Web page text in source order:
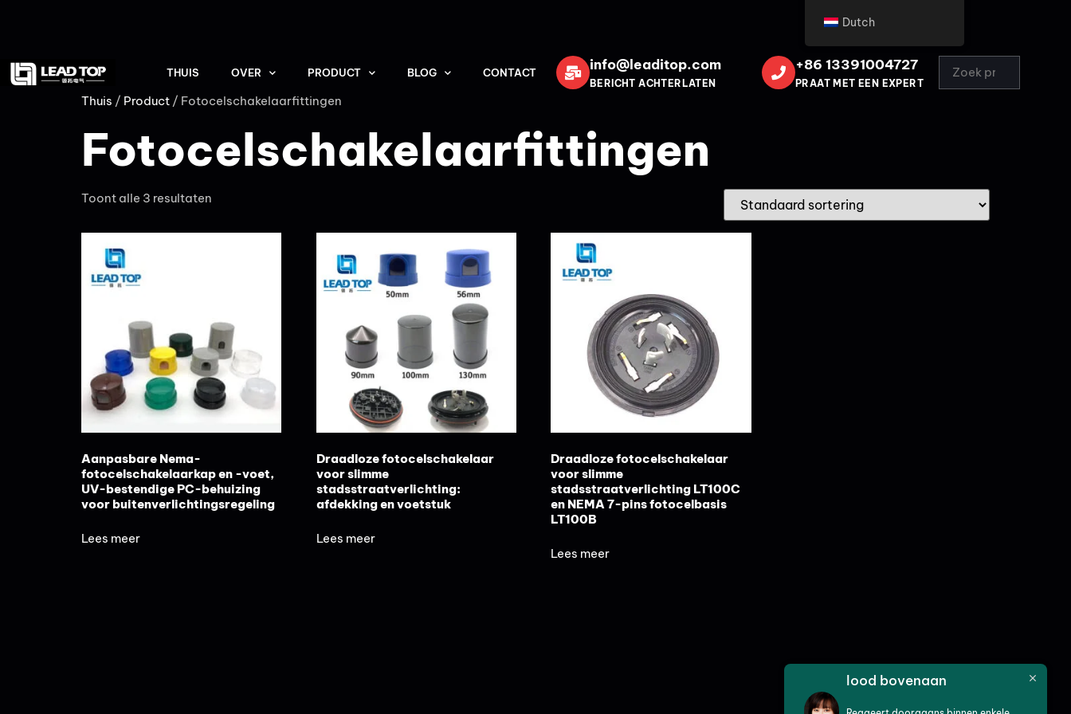
THUIS OVER PRODUCT BLOG CONTACT info@leaditop.com
BERICHT ACHTERLATEN
+86 13391004727
PRAAT MET EEN EXPERT
Thuis / Product / Fotocelschakelaarfittingen
Fotocelschakelaarfittingen
Toont alle 3 resultaten
Aanpasbare Nema-
fotocelschakelaarkap en -voet,
UV-bestendige PC-behuizing
voor buitenverlichtingsregeling
Lees meer
Draadloze fotocelschakelaar
voor slimme
stadsstraatverlichting:
afdekking en voetstuk
Lees meer
Draadloze fotocelschakelaar
voor slimme
stadsstraatverlichting LT100C
en NEMA 7-pins fotocelbasis
LT100B
Lees meer
Dutch
lood bovenaan